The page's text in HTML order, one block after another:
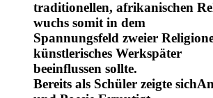
traditionellen, afrikanischen
wuchs somit in dem
Spannungsfeld zweier
künstlerisches Werkspäter
beeinflussen sollte.
Bereits als Schüler zeigte